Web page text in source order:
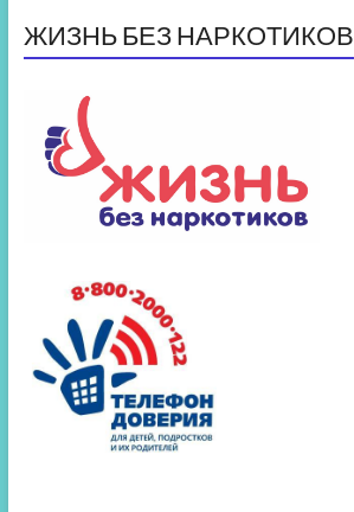
ЖИЗНЬ БЕЗ НАРКОТИКОВ